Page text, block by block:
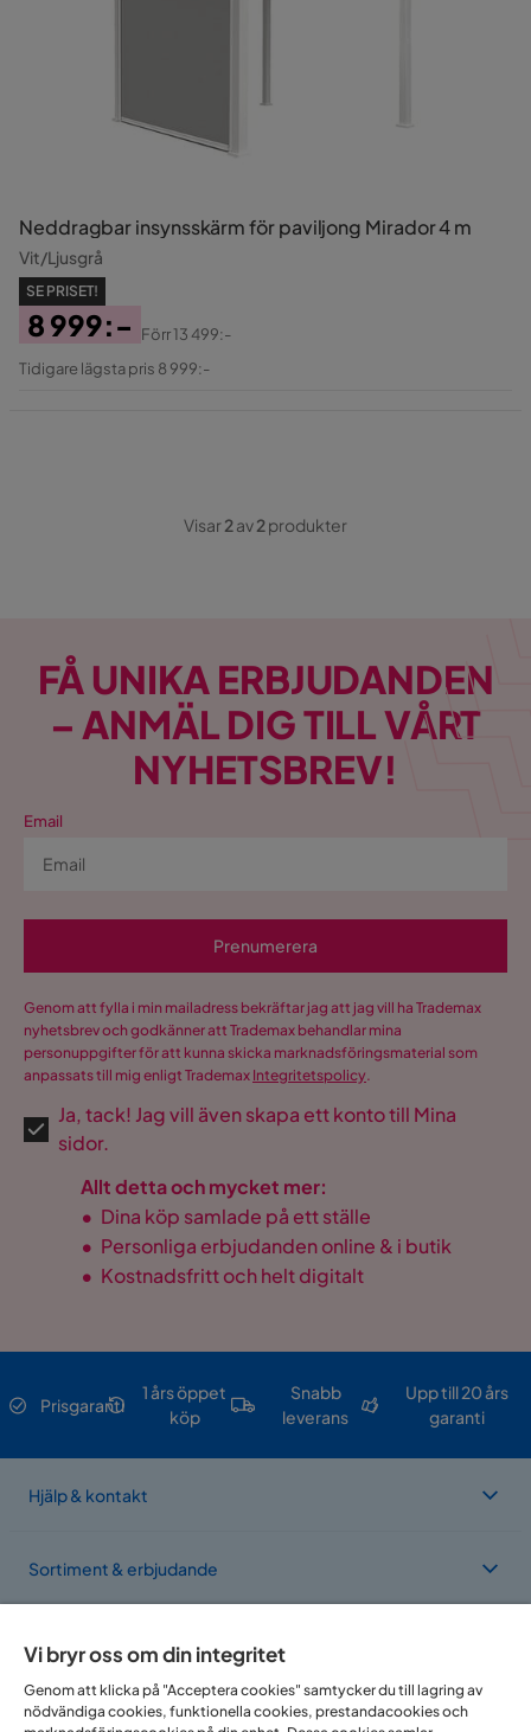
Neddragbar insynsskärm för paviljong Mirador 4 m
Vit/Ljusgrå
SE PRISET!
Pris
8 999:-
Original
Förr13 499:-
Tidigare lägsta pris 8 999:-
Visar2av2produkter
FÅ UNIKA ERBJUDANDEN
– ANMÄL DIG TILL VÅRT
NYHETSBREV!
Email
Prenumerera
Genom att fylla i min mailadress bekräftar jag att jag vill ha Trademax
nyhetsbrev och godkänner att Trademax behandlar mina
personuppgifter för att kunna skicka marknadsföringsmaterial som
anpassats till mig enligt Trademax Integritetspolicy.
Ja, tack! Jag vill även skapa ett konto till Mina
sidor.
Allt detta och mycket mer:
• Dina köp samlade på ett ställe
• Personliga erbjudanden online & i butik
• Kostnadsfritt och helt digitalt
Prisgaranti
1 års öppet
köp
Snabb
leverans
Upp till 20 års
garanti
Hjälp & kontakt
Sortiment & erbjudande
Vi finns i flera länder
Vi bryr oss om din integritet
Genom att klicka på "Acceptera cookies" samtycker du till lagring av
nödvändiga cookies, funktionella cookies, prestandacookies och